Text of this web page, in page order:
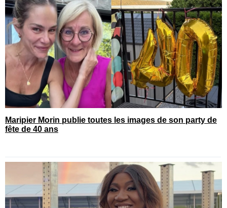
Maripier Morin publie toutes les images de son party de
fête de 40 ans